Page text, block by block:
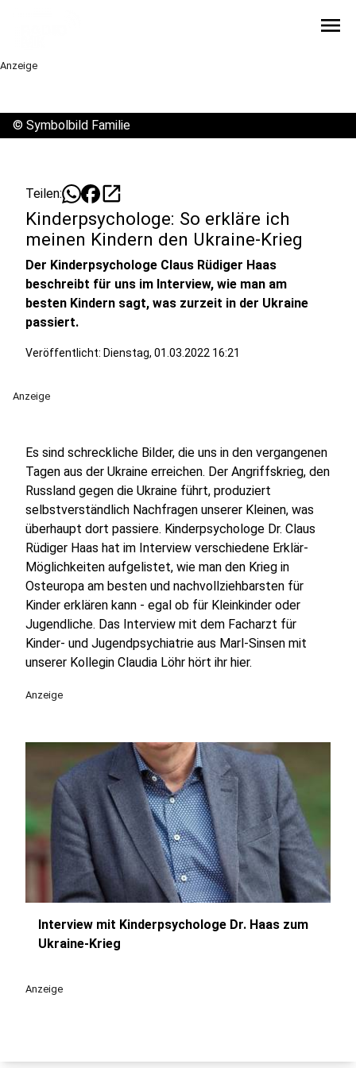
menu
Anzeige
© Symbolbild Familie
Teilen: open_in_new
Kinderpsychologe: So erkläre ich
meinen Kindern den Ukraine-Krieg
Der Kinderpsychologe Claus Rüdiger Haas
beschreibt für uns im Interview, wie man am
besten Kindern sagt, was zurzeit in der Ukraine
passiert.
Veröffentlicht: Dienstag, 01.03.2022 16:21
Anzeige
Es sind schreckliche Bilder, die uns in den vergangenen
Tagen aus der Ukraine erreichen. Der Angriffskrieg, den
Russland gegen die Ukraine führt, produziert
selbstverständlich Nachfragen unserer Kleinen, was
überhaupt dort passiere. Kinderpsychologe Dr. Claus
Rüdiger Haas hat im Interview verschiedene Erklär-
Möglichkeiten aufgelistet, wie man den Krieg in
Osteuropa am besten und nachvollziehbarsten für
Kinder erklären kann - egal ob für Kleinkinder oder
Jugendliche. Das Interview mit dem Facharzt für
Kinder- und Jugendpsychiatrie aus Marl-Sinsen mit
unserer Kollegin Claudia Löhr hört ihr hier.
Anzeige
Interview mit Kinderpsychologe Dr. Haas zum
Ukraine-Krieg
Anzeige